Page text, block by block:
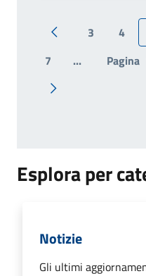
Pagina precedente
3 4
7
... Pagina
Pagina successiva
Esplora per
Notizie
Gli ultimi